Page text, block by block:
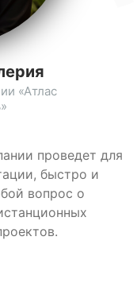
проведет для
быстро и
вопрос о
«Атлас